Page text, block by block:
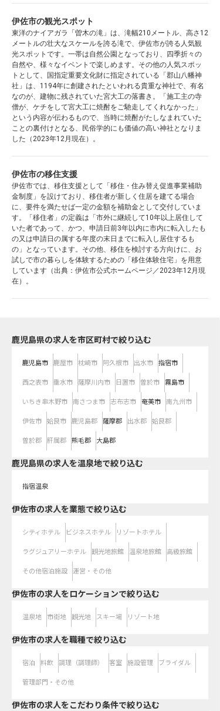
伊佐市の観光スポット
東洋のナイアガラ「曽木の滝」は、滝幅210メートル、高さ12
メートルの壮大なスケールを誇る滝で、伊佐市が誇る人気観
光スポットです。一帯は自然公園となっており、四季折々の
自然や、様々なイベントで楽しめます。その他の人気スポッ
トとして、国指定重要文化財に指定されている「郡山八幡神
社」は、1194年に創建されたといわれる貴重な神社で、有名
なのが、建物に残されていた宮大工の落書き。「施工主の寺
僧が、ケチをして宮大工に焼酎をご馳走してくれなかった」
という内容が伝わるもので、当時に焼酎がたしなまれていた
ことの裏付けとなる、民俗学的にも価値の高い神社となりま
した（2023年12月現在）。
伊佐市の移住支援
伊佐市では、移住支援として「移住・住み替え促進事業補助
金制度」を設けており、移住者が新しく住居を建てる場合
に、要件を満たせば一定の金額を補助金として交付していま
す。「移住者」の定義は「市外に継続して10年以上居住して
いた者であって、かつ、申請日前3年以内に市内に転入したも
の又は申請日の属する年度の末日までに転入し居住するも
の」となっています。その他、移住を検討する方向けに、お
試しで市の暮らしを体験するための「移住体験住宅」を用意
しています（出典：伊佐市公式ホームページ／2023年12月現
在）。
鹿児島県の求人を市区町村で絞り込む
鹿児島市 鹿屋市 枕崎市 阿久根市 出水市 指宿市
西之表市 垂水市 薩摩川内市 日置市 曽於市 霧島市
いちき串木野市 南さつま市 志布志市 奄美市 南九州市
伊佐市 姶良市 鹿児島郡 薩摩郡 出水郡 姶良郡
曽於郡 肝属郡 熊毛郡 大島郡
鹿児島県の求人を温泉地で絞り込む
指宿温泉
伊佐市の求人を業態で絞り込む
シティホテル ビジネスホテル リゾートホテル
ラグジュアリーホテル 観光地旅館 温泉地旅館 高級旅館
その他宿泊施設 運営・その他
伊佐市の求人をロケーションで絞り込む
温泉地 市街地 観光地 スキー場 リゾート地
伊佐市の求人を職種で絞り込む
宿泊 料飲 調理（調理師） 客室 施設管理 ブライダル
管理部門・その他
伊佐市の求人をこだわり条件で絞り込む